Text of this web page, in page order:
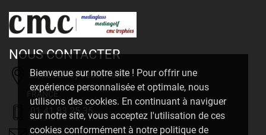
Bienvenue sur notre site ! Pour offrir une
expérience personnalisée et optimale, nous
utilisons des cookies. En continuant à naviguer
sur notre site, vous acceptez l'utilisation de ces
cookies conformément à notre politique de
NOUS CONTACTER
20, Rue Delizy 93500 Pantin
FRANCE
01 41 83 25 35